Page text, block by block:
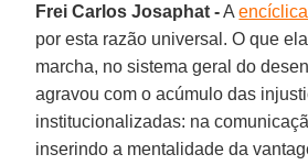
Frei Carlos Josaphat -Aencíclica
por esta razão universal. O que
marcha, no sistema geral do
agravou com o acúmulo das
institucionalizadas: na
inserindo a mentalidade da